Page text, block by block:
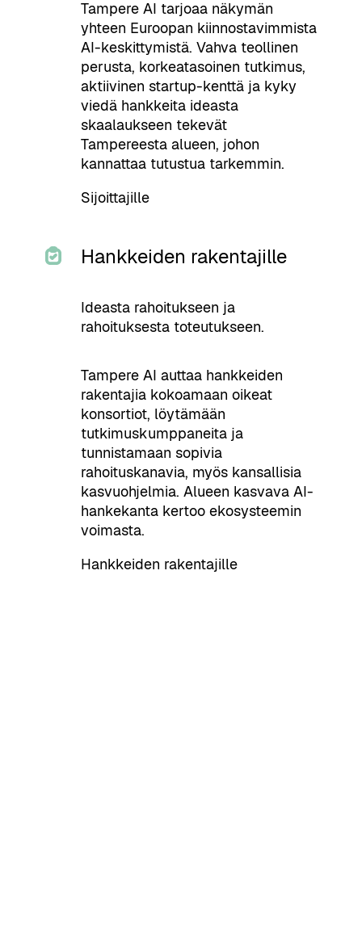
Tampere AI tarjoaa näkymän
yhteen Euroopan kiinnostavimmista
AI-keskittymistä. Vahva teollinen
perusta, korkeatasoinen tutkimus,
aktiivinen startup-kenttä ja kyky
viedä hankkeita ideasta
skaalaukseen tekevät
Tampereesta alueen, johon
kannattaa tutustua tarkemmin.
Sijoittajille
Hankkeiden rakentajille
Ideasta rahoitukseen ja
rahoituksesta toteutukseen.
Tampere AI auttaa hankkeiden
rakentajia kokoamaan oikeat
konsortiot, löytämään
tutkimuskumppaneita ja
tunnistamaan sopivia
rahoituskanavia, myös kansallisia
kasvuohjelmia. Alueen kasvava AI-
hankekanta kertoo ekosysteemin
voimasta.
Hankkeiden rakentajille